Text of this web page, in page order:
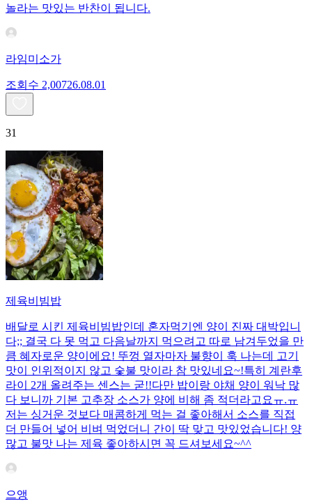
놀라는 맛있는 반찬이 됩니다.
라임미소가
조회수 2,00726.08.01
31
제육비빔밥
배달로 시킨 제육비빔밥인데 혼자먹기엔 양이 진짜 대박입니
다;; 결국 다 못 먹고 다음날까지 먹으려고 따로 남겨두었을 만
큼 혜자로운 양이에요! 뚜껑 열자마자 불향이 훅 나는데 고기
맛이 인위적이지 않고 숯불 맛이라 참 맛있네요~!특히 계란후
라이 2개 올려주는 센스는 굳!! ​다만 밥이랑 야채 양이 워낙 많
다 보니까 기본 고추장 소스가 양에 비해 좀 적더라고요ㅠ.ㅠ
저는 싱거운 것보다 매콤하게 먹는 걸 좋아해서 소스를 직접
더 만들어 넣어 비벼 먹었더니 간이 딱 맞고 맛있었습니다! 양
많고 불맛 나는 제육 좋아하시면 꼭 드셔보세요~^^
으앵